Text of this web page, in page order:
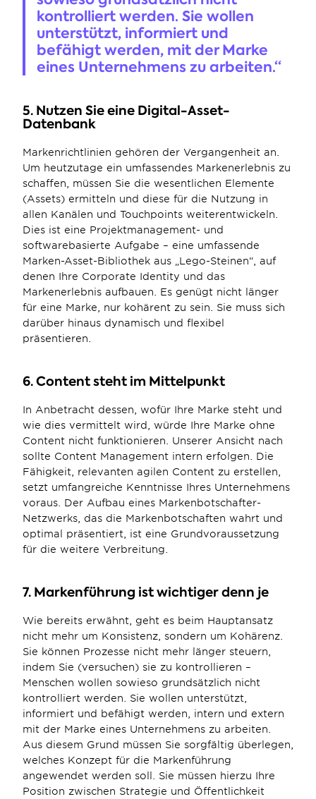
kontrolliert werden. Sie wollen
unterstützt, informiert und
befähigt werden, mit der Marke
eines Unternehmens zu arbeiten.“
5. Nutzen Sie eine Digital-Asset-
Datenbank
Markenrichtlinien gehören der Vergangenheit an.
Um heutzutage ein umfassendes Markenerlebnis zu
schaffen, müssen Sie die wesentlichen Elemente
(Assets) ermitteln und diese für die Nutzung in
allen Kanälen und Touchpoints weiterentwickeln.
Dies ist eine Projektmanagement- und
softwarebasierte Aufgabe – eine umfassende
Marken-Asset-Bibliothek aus „Lego-Steinen“, auf
denen Ihre Corporate Identity und das
Markenerlebnis aufbauen. Es genügt nicht länger
für eine Marke, nur kohärent zu sein. Sie muss sich
darüber hinaus dynamisch und flexibel
präsentieren.
6. Content steht im Mittelpunkt
In Anbetracht dessen, wofür Ihre Marke steht und
wie dies vermittelt wird, würde Ihre Marke ohne
Content nicht funktionieren. Unserer Ansicht nach
sollte Content Management intern erfolgen. Die
Fähigkeit, relevanten agilen Content zu erstellen,
setzt umfangreiche Kenntnisse Ihres Unternehmens
voraus. Der Aufbau eines Markenbotschafter-
Netzwerks, das die Markenbotschaften wahrt und
optimal präsentiert, ist eine Grundvoraussetzung
für die weitere Verbreitung.
7. Markenführung ist wichtiger denn je
Wie bereits erwähnt, geht es beim Hauptansatz
nicht mehr um Konsistenz, sondern um Kohärenz.
Sie können Prozesse nicht mehr länger steuern,
indem Sie (versuchen) sie zu kontrollieren –
Menschen wollen sowieso grundsätzlich nicht
kontrolliert werden. Sie wollen unterstützt,
informiert und befähigt werden, intern und extern
mit der Marke eines Unternehmens zu arbeiten.
Aus diesem Grund müssen Sie sorgfältig überlegen,
welches Konzept für die Markenführung
angewendet werden soll. Sie müssen hierzu Ihre
Position zwischen Strategie und Öffentlichkeit